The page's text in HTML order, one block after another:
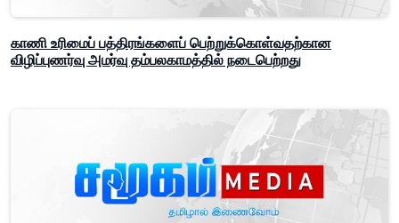
காணி உரிமைப் பத்திரங்களைப் பெற்றுக்கொள்வதற்கான
விழிப்புணர்வு அமர்வு தம்பலகாமத்தில் நடைபெற்றது